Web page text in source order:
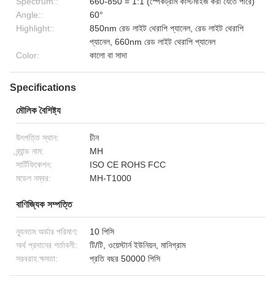
Angle::
60°
Highlight::
850nm রেড লাইট থেরাপি প্যানেল, রেড লাইট থেরাপি
প্যানেল, 660nm রেড লাইট থেরাপি প্যানেল
Color:
কালো বা সাদা
Specifications
মৌলিক বৈশিষ্ট্য
উৎপত্তি স্থান:
চীন
ব্র্যান্ড নাম:
MH
সার্টিফিকেশন:
ISO CE ROHS FCC
মডেল নম্বর:
MH-T1000
বাণিজ্যিক সম্পত্তি
ন্যূনতম অর্ডার পরিমাণ:
10 পিসি
অর্থ প্রদানের শর্তাবলী:
টি/টি, ওয়েস্টার্ন ইউনিয়ন, মানিগ্রাম
সরবরাহ ক্ষমতা:
প্রতি বছর 50000 পিসি